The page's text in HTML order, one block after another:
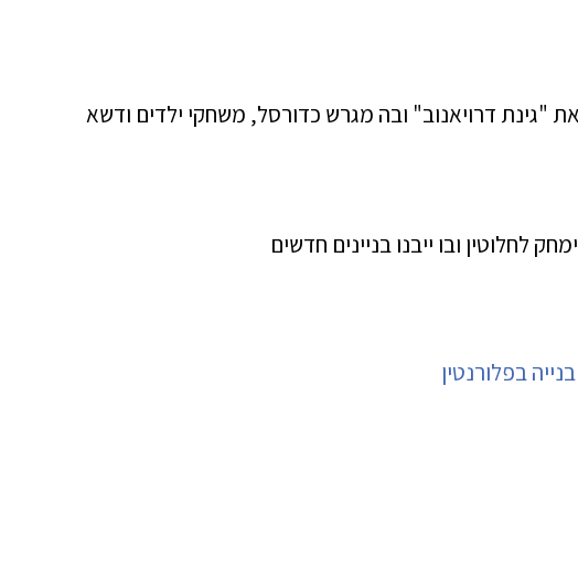
"גינת דרויאנוב" ובה מגרש כדורסל, משחקי ילדים ודשא
לחלוטין ובו ייבנו בניינים חדשים
בפלורנטין